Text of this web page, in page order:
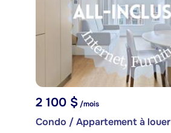
2 100 $ /mois
Condo / Appartement à louer